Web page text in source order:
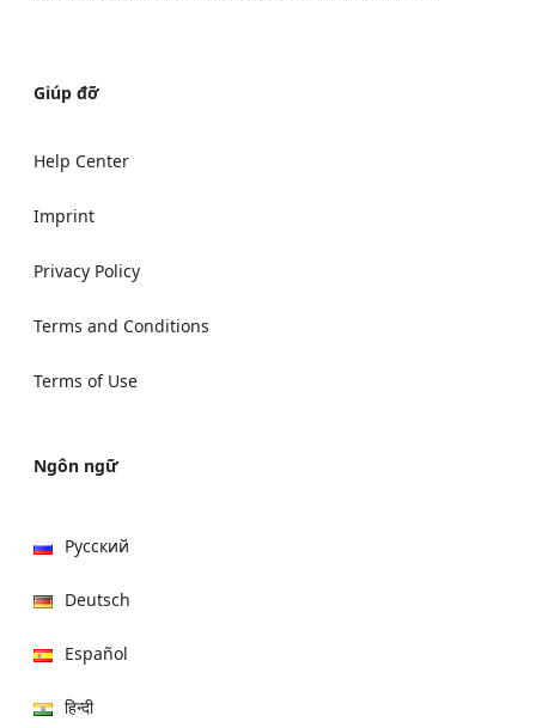
Giúp đỡ
Help Center
Imprint
Privacy Policy
Terms and Conditions
Terms of Use
Ngôn ngữ
Русский
Deutsch
Español
हिन्दी